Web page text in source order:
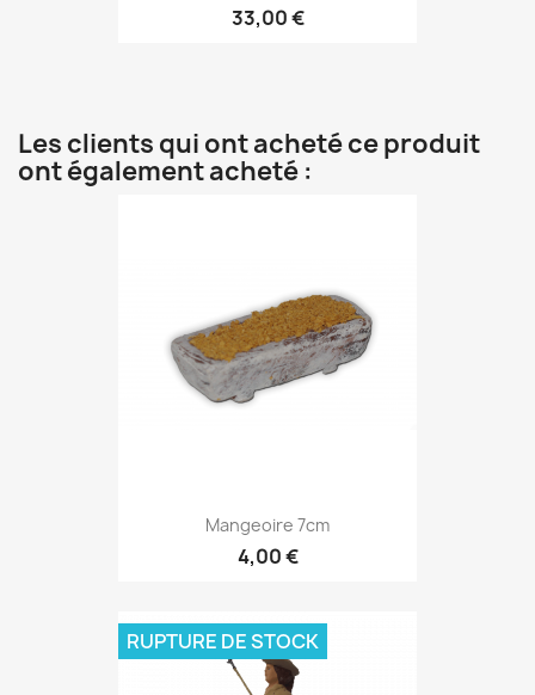
33,00 €
Les clients qui ont acheté ce produit
ont également acheté :
Mangeoire 7cm
4,00 €
RUPTURE DE STOCK